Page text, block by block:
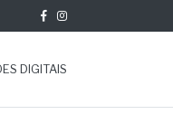
DIGITAIS